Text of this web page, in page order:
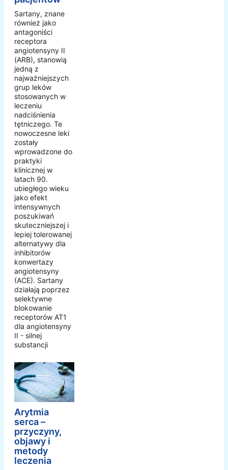
Sartany, znane
również jako
antagoniści
receptora
angiotensyny II
(ARB), stanowią
jedną z
najważniejszych
grup leków
stosowanych w
leczeniu
nadciśnienia
tętniczego. Te
nowoczesne leki
zostały
wprowadzone do
praktyki
klinicznej w
latach 90.
ubiegłego wieku
jako efekt
intensywnych
poszukiwań
skuteczniejszej i
lepiej tolerowanej
alternatywy dla
inhibitorów
konwertazy
angiotensyny
(ACE). Sartany
działają poprzez
selektywne
blokowanie
receptorów AT1
dla angiotensyny
II - silnej
substancji
Arytmia
serca –
przyczyny,
objawy i
metody
leczenia